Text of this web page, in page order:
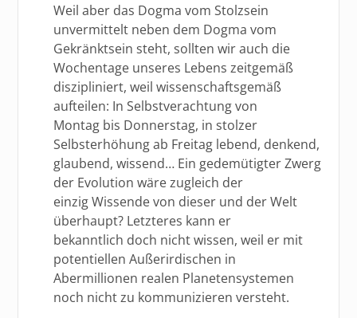
Weil aber das Dogma vom Stolzsein
unvermittelt neben dem Dogma vom
Gekränktsein steht, sollten wir auch die
Wochentage unseres Lebens zeitgemäß
diszipliniert, weil wissenschaftsgemäß
aufteilen: In Selbstverachtung von
Montag bis Donnerstag, in stolzer
Selbsterhöhung ab Freitag lebend, denkend,
glaubend, wissend… Ein gedemütigter Zwerg
der Evolution wäre zugleich der
einzig Wissende von dieser und der Welt
überhaupt? Letzteres kann er
bekanntlich doch nicht wissen, weil er mit
potentiellen Außerirdischen in
Abermillionen realen Planetensystemen
noch nicht zu kommunizieren versteht.